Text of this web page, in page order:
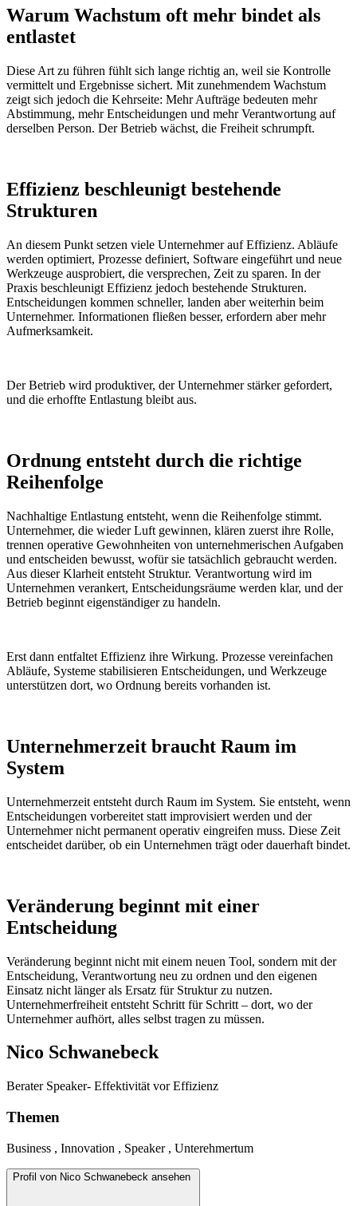
Warum Wachstum oft mehr bindet als
entlastet
Diese Art zu führen fühlt sich lange richtig an, weil sie Kontrolle
vermittelt und Ergebnisse sichert. Mit zunehmendem Wachstum
zeigt sich jedoch die Kehrseite: Mehr Aufträge bedeuten mehr
Abstimmung, mehr Entscheidungen und mehr Verantwortung auf
derselben Person. Der Betrieb wächst, die Freiheit schrumpft.
Effizienz beschleunigt bestehende
Strukturen
An diesem Punkt setzen viele Unternehmer auf Effizienz. Abläufe
werden optimiert, Prozesse definiert, Software eingeführt und neue
Werkzeuge ausprobiert, die versprechen, Zeit zu sparen. In der
Praxis beschleunigt Effizienz jedoch bestehende Strukturen.
Entscheidungen kommen schneller, landen aber weiterhin beim
Unternehmer. Informationen fließen besser, erfordern aber mehr
Aufmerksamkeit.
Der Betrieb wird produktiver, der Unternehmer stärker gefordert,
und die erhoffte Entlastung bleibt aus.
Ordnung entsteht durch die richtige
Reihenfolge
Nachhaltige Entlastung entsteht, wenn die Reihenfolge stimmt.
Unternehmer, die wieder Luft gewinnen, klären zuerst ihre Rolle,
trennen operative Gewohnheiten von unternehmerischen Aufgaben
und entscheiden bewusst, wofür sie tatsächlich gebraucht werden.
Aus dieser Klarheit entsteht Struktur. Verantwortung wird im
Unternehmen verankert, Entscheidungsräume werden klar, und der
Betrieb beginnt eigenständiger zu handeln.
Erst dann entfaltet Effizienz ihre Wirkung. Prozesse vereinfachen
Abläufe, Systeme stabilisieren Entscheidungen, und Werkzeuge
unterstützen dort, wo Ordnung bereits vorhanden ist.
Unternehmerzeit braucht Raum im
System
Unternehmerzeit entsteht durch Raum im System. Sie entsteht, wenn
Entscheidungen vorbereitet statt improvisiert werden und der
Unternehmer nicht permanent operativ eingreifen muss. Diese Zeit
entscheidet darüber, ob ein Unternehmen trägt oder dauerhaft bindet.
Veränderung beginnt mit einer
Entscheidung
Veränderung beginnt nicht mit einem neuen Tool, sondern mit der
Entscheidung, Verantwortung neu zu ordnen und den eigenen
Einsatz nicht länger als Ersatz für Struktur zu nutzen.
Unternehmerfreiheit entsteht Schritt für Schritt – dort, wo der
Unternehmer aufhört, alles selbst tragen zu müssen.
Nico Schwanebeck
Berater Speaker- Effektivität vor Effizienz
Themen
Business , Innovation , Speaker , Unterehmertum
Profil von Nico Schwanebeck ansehen